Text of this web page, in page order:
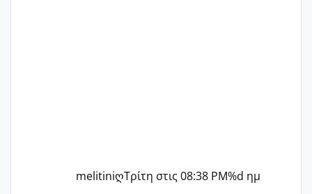
melitiniღΤρίτη στις 08:38 PM%d ημ